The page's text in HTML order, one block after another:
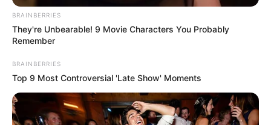
BRAINBERRIES
They're Unbearable! 9 Movie Characters You Probably
Remember
BRAINBERRIES
Top 9 Most Controversial 'Late Show' Moments